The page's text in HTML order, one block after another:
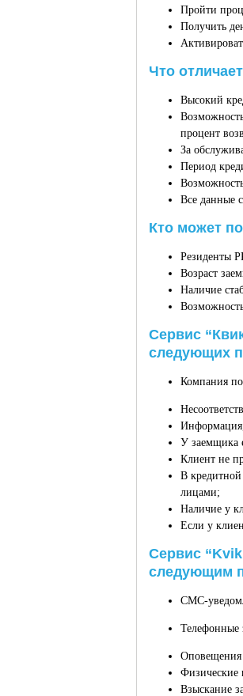
Пройти
Получить
Что
Высокий
процент
За
Период
Все данные
Кто может
Резиденты
Возраст
Наличие
Сервис
следующих
Компания
Информация,
У заемщика
Клиент не
В кредитной
лицами;
Наличие у
Если у
Сервис
следующим
СМС-
Телефонные
Оповещения
Физические
Взыскание